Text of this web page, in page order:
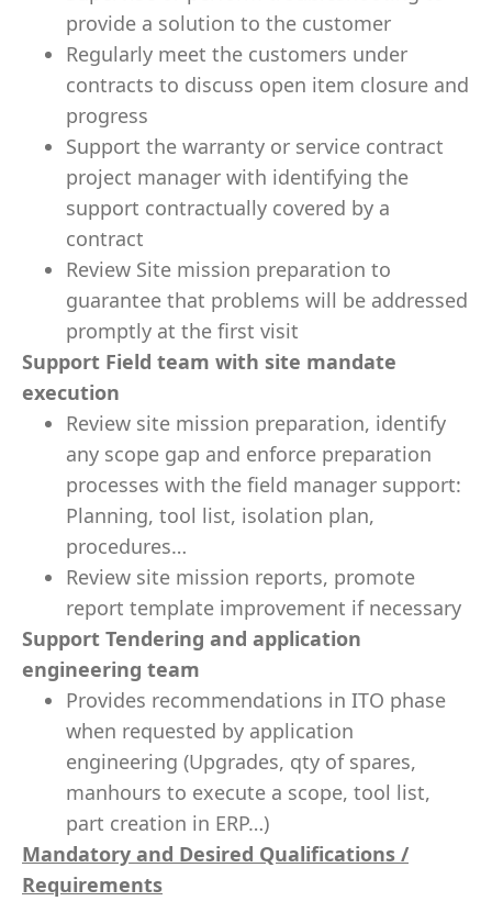
provide a solution to the customer
Regularly meet the customers under
contracts to discuss open item closure and
progress
Support the warranty or service contract
project manager with identifying the
support contractually covered by a
contract
Review Site mission preparation to
guarantee that problems will be addressed
promptly at the first visit
Support Field team with site mandate
execution
Review site mission preparation, identify
any scope gap and enforce preparation
processes with the field manager support:
Planning, tool list, isolation plan,
procedures…
Review site mission reports, promote
report template improvement if necessary
Support Tendering and application
engineering team
Provides recommendations in ITO phase
when requested by application
engineering (Upgrades, qty of spares,
manhours to execute a scope, tool list,
part creation in ERP…)
Mandatory and Desired Qualifications /
Requirements